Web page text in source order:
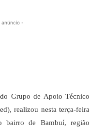
anúncio -
Grupo de Apoio Técnico
realizou nesta terça-feira
bairro de Bambuí, região